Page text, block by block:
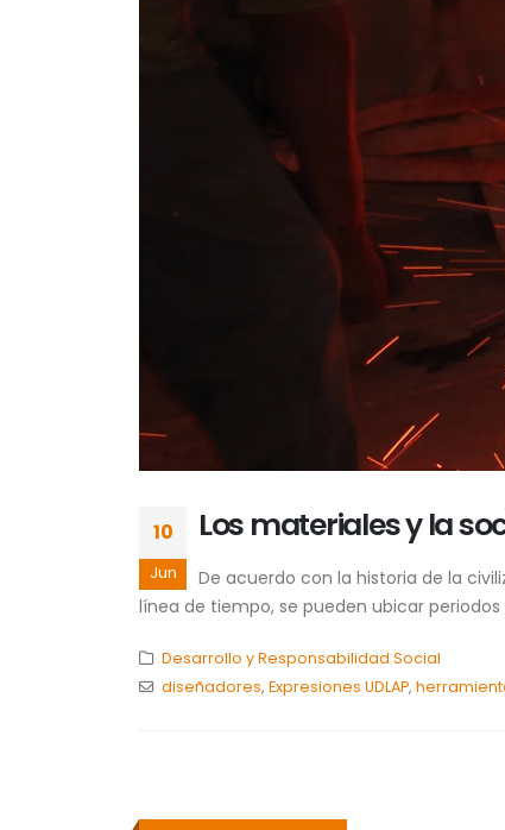
10
Jun
Los materiales y la
De acuerdo con la historia de la
línea de tiempo, se pueden ubicar
Desarrollo y Responsabilidad Social
diseñadores, Expresiones UDLAP,